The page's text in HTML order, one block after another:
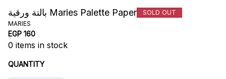
بالتة ورقية Maries Palette Paper
SOLD OUT
MARIES
EGP 160
0 items in stock
QUANTITY